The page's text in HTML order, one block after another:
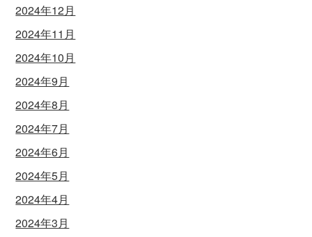
2024年12月
2024年11月
2024年10月
2024年9月
2024年8月
2024年7月
2024年6月
2024年5月
2024年4月
2024年3月